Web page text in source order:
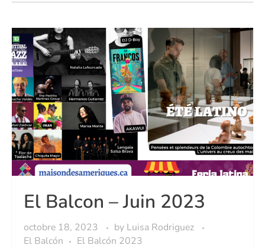
El Balcon – Juin 2023
octobre 18, 2023 by Luisa Rodriguez
El Balcón
El Balcón 2023